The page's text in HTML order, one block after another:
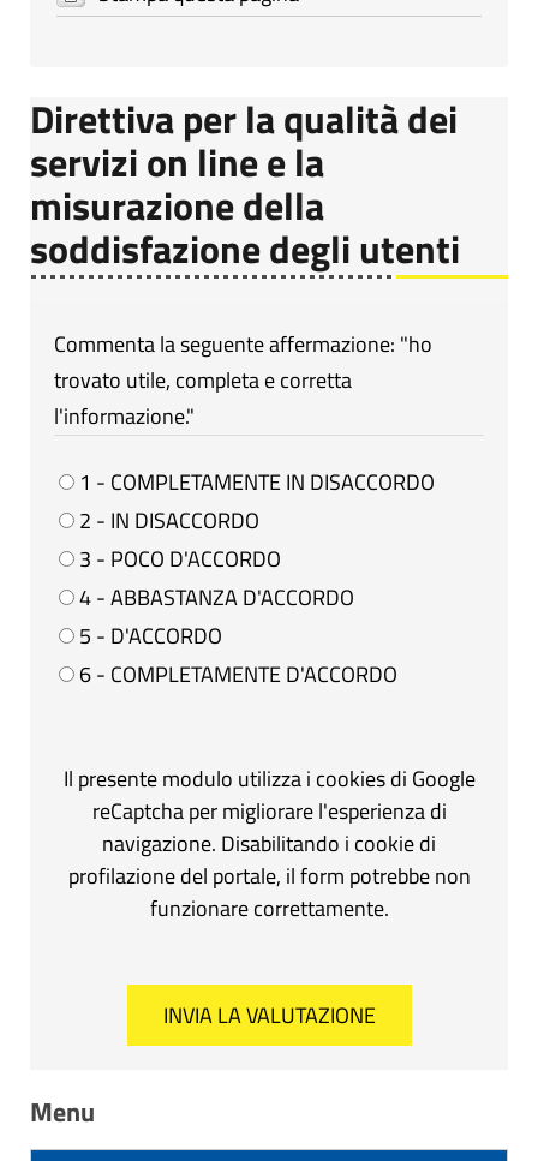
Direttiva per la qualità dei
servizi on line e la
misurazione della
soddisfazione degli utenti
Commenta la seguente affermazione: "ho
trovato utile, completa e corretta
l'informazione."
1 - COMPLETAMENTE IN DISACCORDO
2 - IN DISACCORDO
3 - POCO D'ACCORDO
4 - ABBASTANZA D'ACCORDO
5 - D'ACCORDO
6 - COMPLETAMENTE D'ACCORDO
Il presente modulo utilizza i cookies di Google
reCaptcha per migliorare l'esperienza di
navigazione. Disabilitando i cookie di
profilazione del portale, il form potrebbe non
funzionare correttamente.
Menu